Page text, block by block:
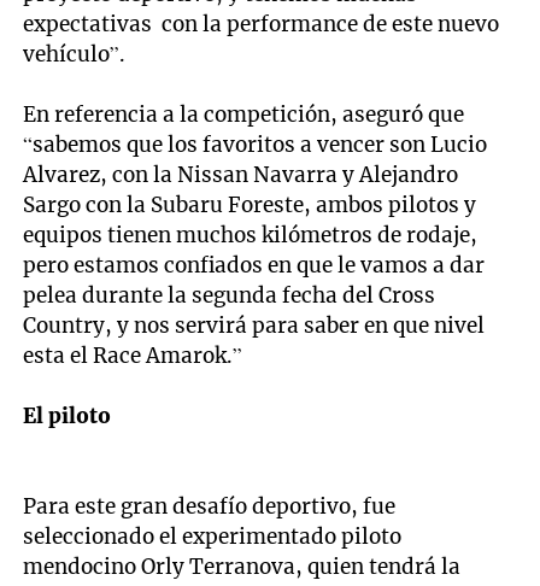
expectativas con la performance de este nuevo
vehículo”.
En referencia a la competición, aseguró que
“sabemos que los favoritos a vencer son Lucio
Alvarez, con la Nissan Navarra y Alejandro
Sargo con la Subaru Foreste, ambos pilotos y
equipos tienen muchos kilómetros de rodaje,
pero estamos confiados en que le vamos a dar
pelea durante la segunda fecha del Cross
Country, y nos servirá para saber en que nivel
esta el Race Amarok.”
El piloto
Para este gran desafío deportivo, fue
seleccionado el experimentado piloto
mendocino Orly Terranova, quien tendrá la